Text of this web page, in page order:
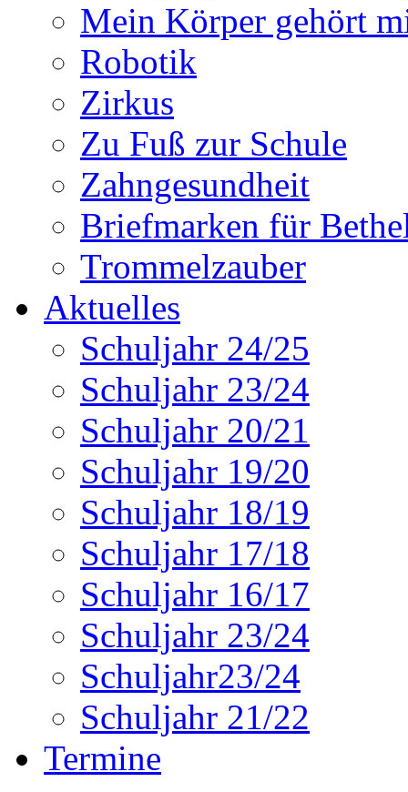
Mein Körper gehört
Robotik
Zirkus
Zu Fuß zur Schule
Zahngesundheit
Briefmarken für
Trommelzauber
Aktuelles
Schuljahr 24/25
Schuljahr 23/24
Schuljahr 20/21
Schuljahr 19/20
Schuljahr 18/19
Schuljahr 17/18
Schuljahr 16/17
Schuljahr 23/24
Schuljahr23/24
Schuljahr 21/22
Termine